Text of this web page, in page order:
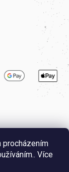
procházením
Více